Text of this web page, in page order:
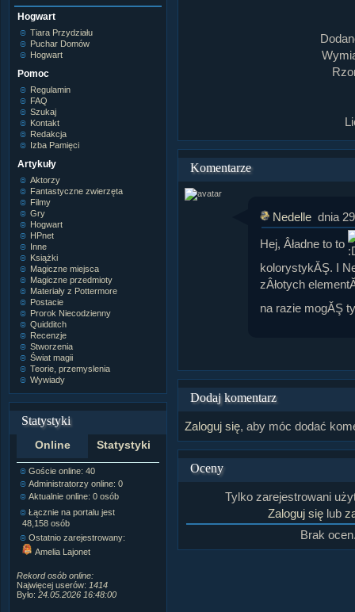
Hogwart
Tiara Przydziału
Puchar Domów
Hogwart
Pomoc
Regulamin
FAQ
Szukaj
Kontakt
Redakcja
Izba Pamięci
Artykuły
Aktorzy
Fantastyczne zwierzęta
Filmy
Gry
Hogwart
HPnet
Inne
Książki
Magiczne miejsca
Magiczne przedmioty
Materiały z Pottermore
Postacie
Prorok Niecodzienny
Quidditch
Recenzje
Stworzenia
Świat magii
Teorie, przemyslenia
Wywiady
Statystyki
Online Statystyki
Goście online: 40
Administratorzy online: 0
Aktualnie online: 0 osób
Łącznie na portalu jest
48,158 osób
Ostatnio zarejestrowany:
Amelia Lajonet
Rekord osób online:
Najwięcej userów: 1414
Było: 24.05.2026 16:48:00
Napisanych artykułów:
21,490
Postów na forum:319,637
Komentarze
Nedelle dnia
Hej, Âładne to to
kolorystykĂŞ. I
zÂłotych
na razie mogĂŞ
Dodaj komentarz
Zaloguj się, aby móc dodać
Oceny
Tylko zarejestrowani
Zaloguj się lub
Brak